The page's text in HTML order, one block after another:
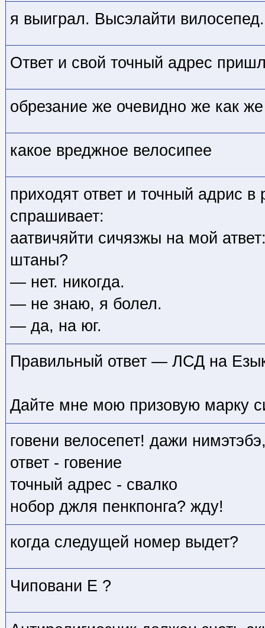
я выиграл. Высэлайти вилосепед.
Ответ и свой точный адрес
обрезание же очевидно же как
какое вреджное велосипее
приходят ответ и точный адрис
спрашивает:
аатвичяйти сичязжы на мой
штаны?
— нет. никогда.
— не знаю, я болел.
— да, на юг.
Правильный ответ — ЛСД на
Дайте мне мою призовую марку
говени велосепет! дажи
ответ - говение
точный адрес - свалко
нобор джля пенкпонга? жду!
когда следущей номер выдет?
Чиповани Е ?